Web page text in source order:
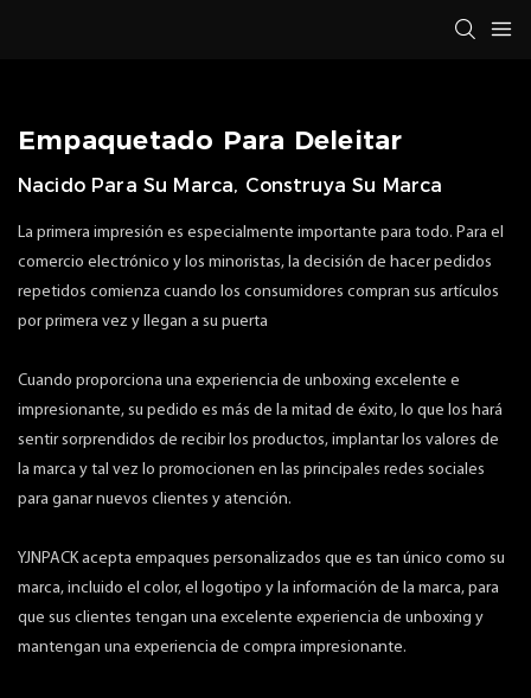
Empaquetado Para Deleitar
Nacido Para Su Marca, Construya Su Marca
La primera impresión es especialmente importante para todo. Para el
comercio electrónico y los minoristas, la decisión de hacer pedidos
repetidos comienza cuando los consumidores compran sus artículos
por primera vez y llegan a su puerta
Cuando proporciona una experiencia de unboxing excelente e
impresionante, su pedido es más de la mitad de éxito, lo que los hará
sentir sorprendidos de recibir los productos, implantar los valores de
la marca y tal vez lo promocionen en las principales redes sociales
para ganar nuevos clientes y atención.
YJNPACK acepta empaques personalizados que es tan único como su
marca, incluido el color, el logotipo y la información de la marca, para
que sus clientes tengan una excelente experiencia de unboxing y
mantengan una experiencia de compra impresionante.